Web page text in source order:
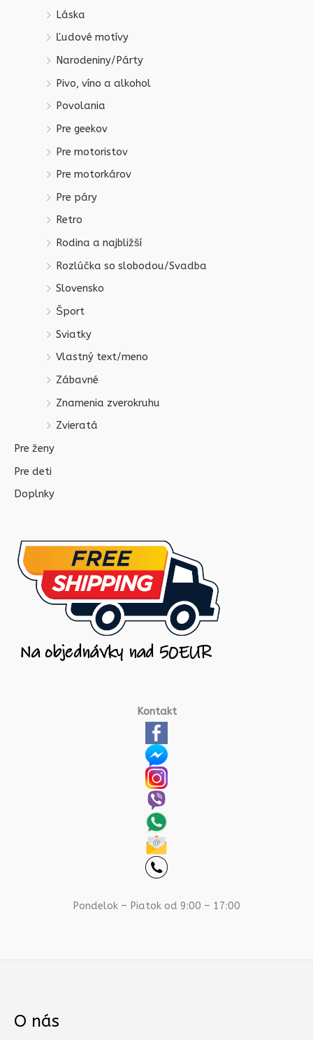
Láska
Ľudové motívy
Narodeniny/Párty
Pivo, víno a alkohol
Povolania
Pre geekov
Pre motoristov
Pre motorkárov
Pre páry
Retro
Rodina a najbližší
Rozlúčka so slobodou/Svadba
Slovensko
Šport
Sviatky
Vlastný text/meno
Zábavné
Znamenia zverokruhu
Zvieratá
Pre ženy
Pre deti
Doplnky
Kontakt
Pondelok – Piatok od 9:00 – 17:00
O nás